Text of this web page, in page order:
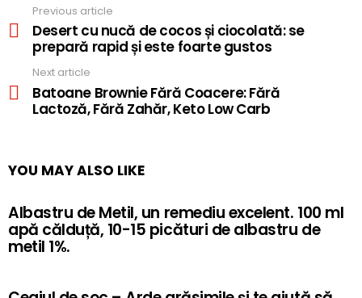
more
Previous article
Desert cu nucă de cocos și ciocolată: se
prepară rapid și este foarte gustos
Next article
Batoane Brownie Fără Coacere: Fără
Lactoză, Fără Zahăr, Keto Low Carb
YOU MAY ALSO LIKE
Albastru de Metil, un remediu excelent. 100 ml
apă călduță, 10-15 picături de albastru de
metil 1%.